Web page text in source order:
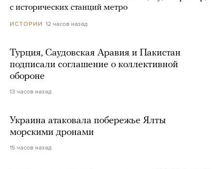
с исторических станций метро
ИСТОРИИ 12 часов назад
Турция, Саудовская Аравия и Пакистан
подписали соглашение о коллективной
обороне
13 часов назад
Украина атаковала побережье Ялты
морскими дронами
15 часов назад